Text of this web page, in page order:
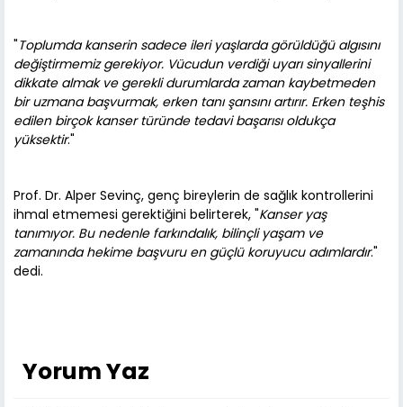
"Toplumda kanserin sadece ileri yaşlarda görüldüğü algısını
değiştirmemiz gerekiyor. Vücudun verdiği uyarı sinyallerini
dikkate almak ve gerekli durumlarda zaman kaybetmeden
bir uzmana başvurmak, erken tanı şansını artırır. Erken teşhis
edilen birçok kanser türünde tedavi başarısı oldukça
yüksektir."
Prof. Dr. Alper Sevinç, genç bireylerin de sağlık kontrollerini
ihmal etmemesi gerektiğini belirterek, "Kanser yaş
tanımıyor. Bu nedenle farkındalık, bilinçli yaşam ve
zamanında hekime başvuru en güçlü koruyucu adımlardır."
dedi.
Yorum Yaz